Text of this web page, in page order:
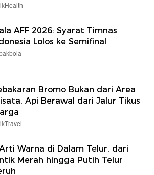
AFF 2026: Syarat Timnas
Lolos ke Semifinal
Bromo Bukan dari Area
Api Berawal dari Jalur Tikus
Warna di Dalam Telur, dari
Merah hingga Putih Telur